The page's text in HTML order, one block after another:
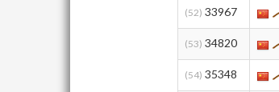
(52) 33967
(53) 34820
(54) 35348